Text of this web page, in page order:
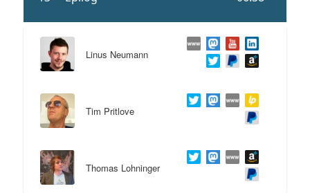
Linus Neumann
Tim Pritlove
Thomas Lohninger